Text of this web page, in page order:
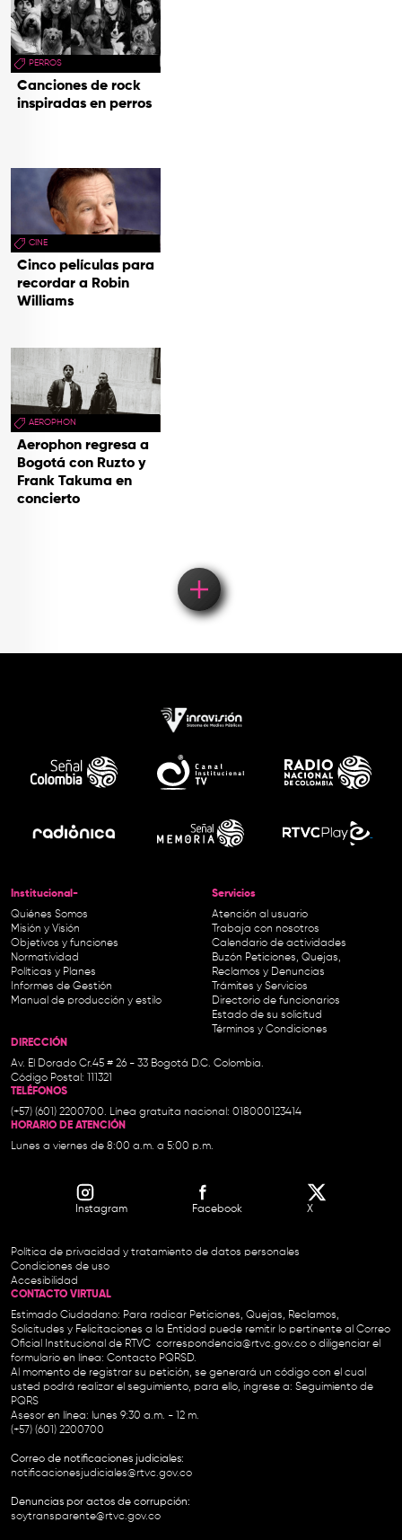
PERROS
Canciones de rock
inspiradas en perros
CINE
Cinco películas para
recordar a Robin
Williams
AEROPHON
Aerophon regresa a
Bogotá con Ruzto y
Frank Takuma en
concierto
Institucional-
Quiénes Somos
Misión y Visión
Objetivos y funciones
Normatividad
Políticas y Planes
Informes de Gestión
Manual de producción y estilo
Servicios
Atención al usuario
Trabaja con nosotros
Calendario de actividades
Buzón Peticiones, Quejas,
Reclamos y Denuncias
Trámites y Servicios
Directorio de funcionarios
Estado de su solicitud
Términos y Condiciones
DIRECCIÓN
Av. El Dorado Cr.45 # 26 - 33 Bogotá D.C. Colombia.
Código Postal: 111321
TELÉFONOS
(+57) (601) 2200700. Línea gratuita nacional: 018000123414
HORARIO DE ATENCIÓN
Lunes a viernes de 8:00 a.m. a 5:00 p.m.
Instagram Facebook X
Política de privacidad y tratamiento de datos personales
Condiciones de uso
Accesibilidad
CONTACTO VIRTUAL
Estimado Ciudadano: Para radicar Peticiones, Quejas, Reclamos,
Solicitudes y Felicitaciones a la Entidad puede remitir lo pertinente al Correo
Oficial Institucional de RTVC correspondencia@rtvc.gov.co o diligenciar el
formulario en línea: Contacto PQRSD.
Al momento de registrar su petición, se generará un código con el cual
usted podrá realizar el seguimiento, para ello, ingrese a: Seguimiento de
PQRS
Asesor en línea: lunes 9:30 a.m. - 12 m.
(+57) (601) 2200700
Correo de notificaciones judiciales:
notificacionesjudiciales@rtvc.gov.co
Denuncias por actos de corrupción:
soytransparente@rtvc.gov.co